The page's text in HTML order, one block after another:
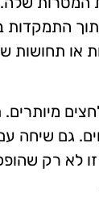
או תחושות
גם שיחה
לא רק